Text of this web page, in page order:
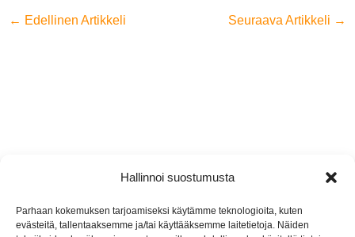
Hallinnoi suostumusta
Parhaan kokemuksen tarjoamiseksi käytämme teknologioita, kuten
evästeitä, tallentaaksemme ja/tai käyttääksemme laitetietoja. Näiden
← Edellinen Artikkeli Seuraava Artikkeli →
Jyremark Oy